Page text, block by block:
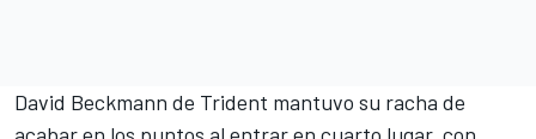
David Beckmann de Trident mantuvo su racha de